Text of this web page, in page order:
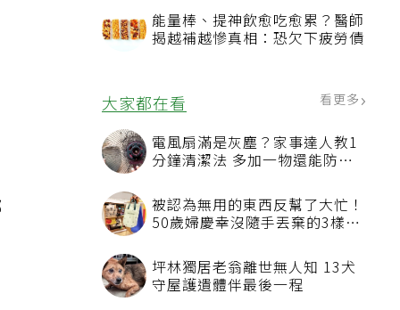
能量棒、提神飲愈吃愈累？醫師
揭越補越慘真相：恐欠下疲勞債
大家都在看
電風扇滿是灰塵？家事達人教1
被認為無用的東西反幫了大忙！
50歲婦慶幸沒隨手丟棄的3樣物
坪林獨居老翁離世無人知 13犬
守屋護遺體伴最後一程